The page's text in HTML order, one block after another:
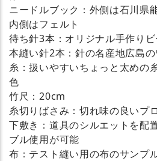
ニードルブック：外側は石川県
内側はフェルト
待ち針3本：オリジナル手作り
本縫い針2本：針の名産地広島
糸：扱いやすいちょっと太めの
色
竹尺：20cm
糸切りばさみ：切れ味の良いプ
下敷き：道具のシルエットを配
ブル使用が可能
布：テスト縫い用の布のサンプ